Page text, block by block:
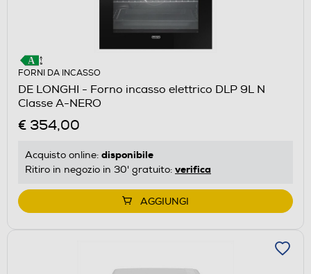
FORNI DA INCASSO
DE LONGHI - Forno incasso elettrico DLP 9L N
Classe A-NERO
€ 354,00
Acquisto online: disponibile
Ritiro in negozio in 30' gratuito: verifica
AGGIUNGI